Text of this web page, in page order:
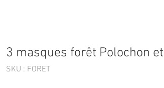
3 masques forêt Polochon
SKU : FORET